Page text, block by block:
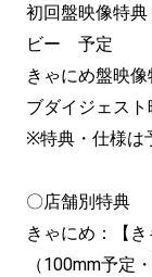
初回盤映像特
ビー 予定
きゃにめ盤映
ブダイジェス
※特典・仕様は
〇店舗別特典
きゃにめ：【
（100mm予定